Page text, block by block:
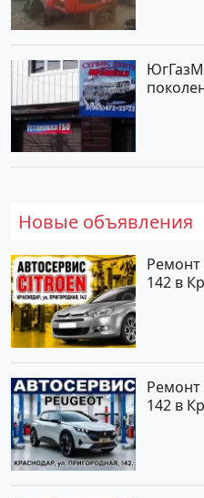
Новые объявления
142 в
142 в